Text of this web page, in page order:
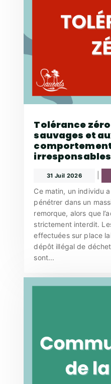
Tolérance
sauvages et
irresponsables
31 Juil 2026
Ce matin, un individu
pénétrer dans un
remorque, alors que
strictement interdit.
effectuées sur place
dépôt illégal de
sont...